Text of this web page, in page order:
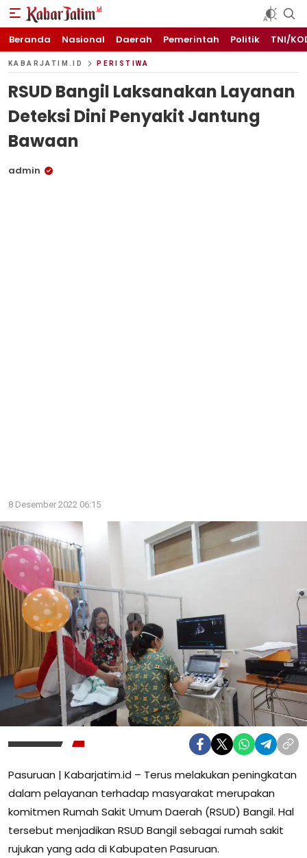
KABARJATIM.id
Kabar Jawa timuran
Beranda Nasional Daerah Pemerintah Politik TNI/
KABARJATIM.ID PERISTIWA
RSUD Bangil Laksanakan Layanan
Deteksi Dini Penyakit Jantung
Bawaan
admin
8 Desember 2022 06:15
Pasuruan | Kabarjatim.id – Terus melakukan peningkatan
dalam pelayanan terhadap masyarakat merupakan
komitmen Rumah Sakit Umum Daerah (RSUD) Bangil. Hal
tersebut menjadikan RSUD Bangil sebagai rumah sakit
rujukan yang ada di Kabupaten Pasuruan.